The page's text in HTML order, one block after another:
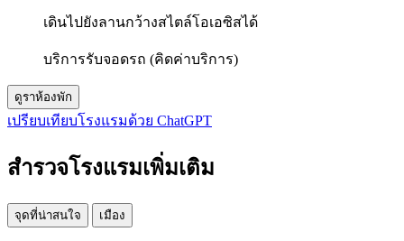
เดินไปยังลานกว้างสไตล์โอเอซิสได้
บริการรับจอดรถ (คิดค่าบริการ)
ดูราห้องพัก
เปรียบเทียบโรงแรมด้วย ChatGPT
สำรวจโรงแรมเพิ่มเติม
จุดที่น่าสนใจ เมือง